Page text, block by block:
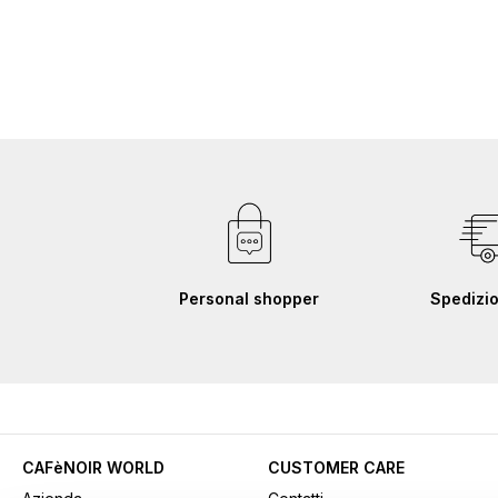
Personal shopper
CAFèNOIR WORLD
CUSTOMER CARE